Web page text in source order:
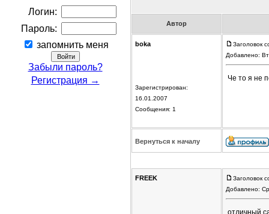
Логин:
Пароль:
запомнить меня
Забыли пароль?
Регистрация →
Автор
boka
Зарегистрирован:
16.01.2007
Сообщения: 1
Заголовок
Добавлено:
Че то я не
Вернуться к началу
FREEK
Заголовок
Добавлено:
отличный